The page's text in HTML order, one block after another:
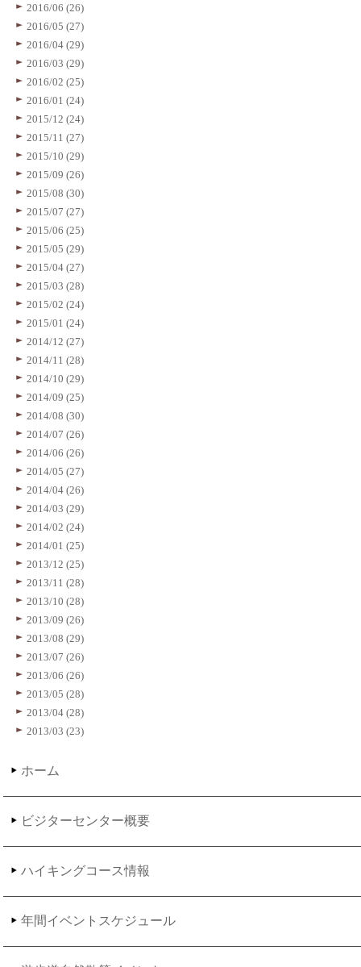
2016/06 (26)
2016/05 (27)
2016/04 (29)
2016/03 (29)
2016/02 (25)
2016/01 (24)
2015/12 (24)
2015/11 (27)
2015/10 (29)
2015/09 (26)
2015/08 (30)
2015/07 (27)
2015/06 (25)
2015/05 (29)
2015/04 (27)
2015/03 (28)
2015/02 (24)
2015/01 (24)
2014/12 (27)
2014/11 (28)
2014/10 (29)
2014/09 (25)
2014/08 (30)
2014/07 (26)
2014/06 (26)
2014/05 (27)
2014/04 (26)
2014/03 (29)
2014/02 (24)
2014/01 (25)
2013/12 (25)
2013/11 (28)
2013/10 (28)
2013/09 (26)
2013/08 (29)
2013/07 (26)
2013/06 (26)
2013/05 (28)
2013/04 (28)
2013/03 (23)
ホーム
ビジターセンター概要
ハイキングコース情報
年間イベントスケジュール